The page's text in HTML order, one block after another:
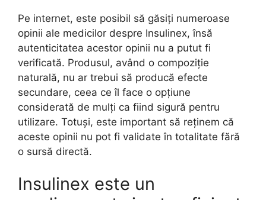
Pe internet, este posibil să găsiți numeroase
opinii ale medicilor despre Insulinex, însă
autenticitatea acestor opinii nu a putut fi
verificată. Produsul, având o compoziție
naturală, nu ar trebui să producă efecte
secundare, ceea ce îl face o opțiune
considerată de mulți ca fiind sigură pentru
utilizare. Totuși, este important să reținem că
aceste opinii nu pot fi validate în totalitate fără
o sursă directă.
Insulinex este un